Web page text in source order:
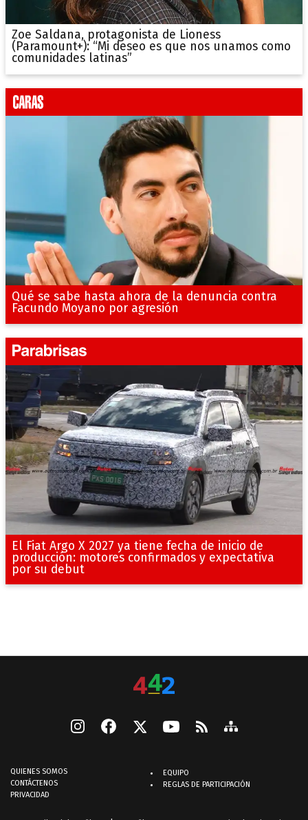
Zoe Saldana, protagonista de Lioness
(Paramount+): “Mi deseo es que nos unamos como
comunidades latinas”
Qué se sabe hasta ahora de la denuncia contra
Facundo Moyano por agresión
El Fiat Argo X 2027 ya tiene fecha de inicio de
producción: motores confirmados y expectativa
por su debut
QUIENES SOMOS
CONTÁCTENOS
PRIVACIDAD
EQUIPO
REGLAS DE PARTICIPACIÓN